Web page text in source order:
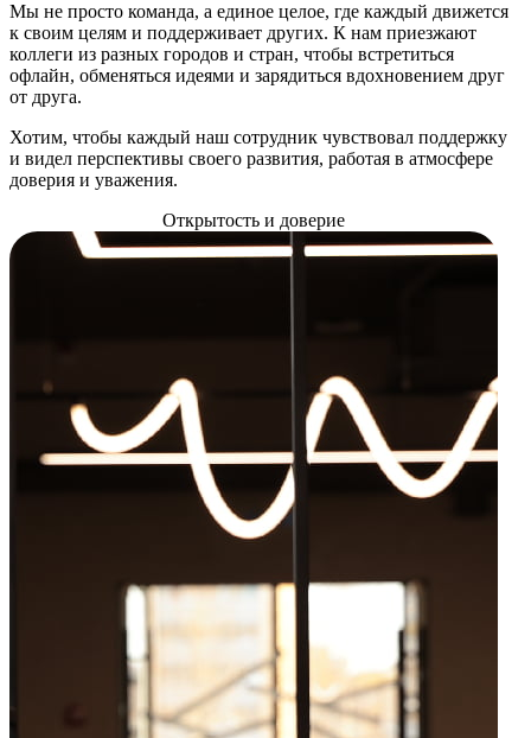
Мы не просто команда, а единое целое, где каждый движется
к своим целям и поддерживает других. К нам приезжают
коллеги из разных городов и стран, чтобы встретиться
офлайн, обменяться идеями и зарядиться вдохновением друг
от друга.
Хотим, чтобы каждый наш сотрудник чувствовал поддержку
и видел перспективы своего развития, работая в атмосфере
доверия и уважения.
Открытость и доверие